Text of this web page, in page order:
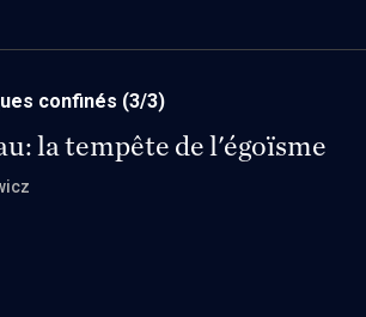
confinés (3/3)
la tempête de l'égoïsme